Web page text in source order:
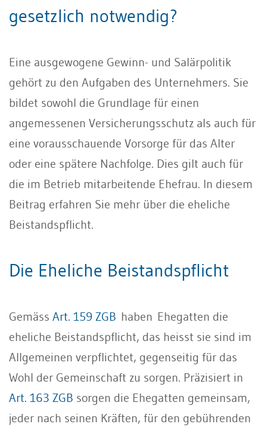
gesetzlich notwendig?
Eine ausgewogene Gewinn- und Salärpolitik
gehört zu den Aufgaben des Unternehmers. Sie
bildet sowohl die Grundlage für einen
angemessenen Versicherungsschutz als auch für
eine vorausschauende Vorsorge für das Alter
oder eine spätere Nachfolge. Dies gilt auch für
die im Betrieb mitarbeitende Ehefrau. In diesem
Beitrag erfahren Sie mehr über die eheliche
Beistandspflicht.
Die Eheliche Beistandspflicht
Gemäss Art. 159 ZGB haben Ehegatten die
eheliche Beistandspflicht, das heisst sie sind im
Allgemeinen verpflichtet, gegenseitig für das
Wohl der Gemeinschaft zu sorgen. Präzisiert in
Art. 163 ZGB sorgen die Ehegatten gemeinsam,
jeder nach seinen Kräften, für den gebührenden